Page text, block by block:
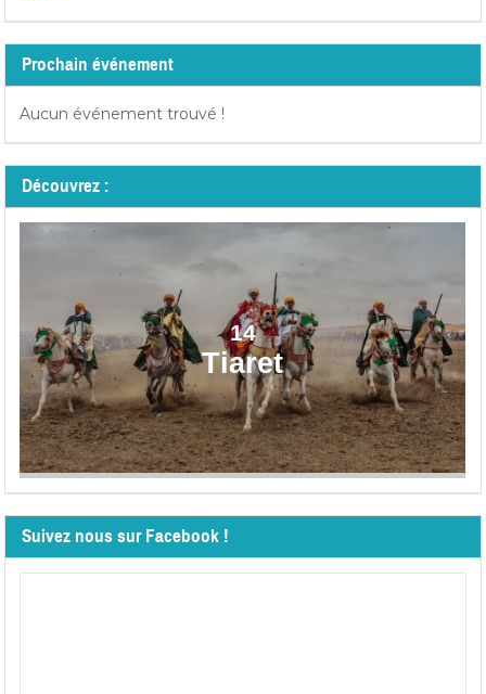
Prochain événement
Aucun événement trouvé !
Découvrez :
14
Tiaret
Suivez nous sur Facebook !